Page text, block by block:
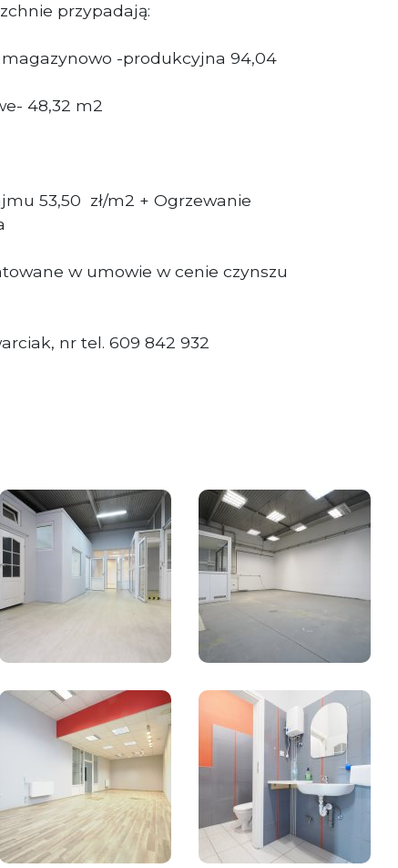
przypadają:
-produkcyjna 94,04
48,32 m2
53,50 zł/m2 + Ogrzewanie
w umowie w cenie czynszu
nr tel. 609 842 932